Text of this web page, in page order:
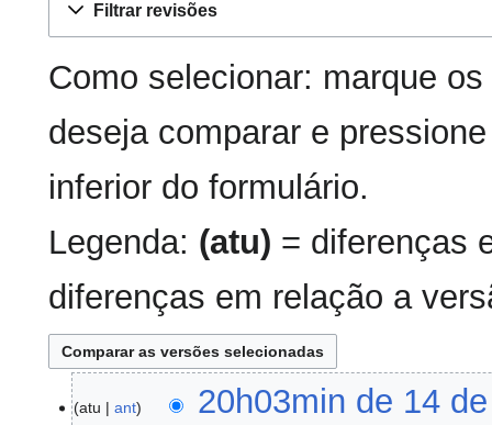
Filtrar revisões
Como selecionar: marque
deseja comparar e
inferior do formulário.
Legenda: (atu) = diferenças
diferenças em relação a
de
atu ant
20h03min de 14